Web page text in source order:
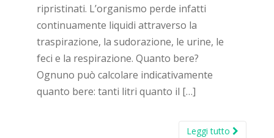
ripristinati. L’organismo perde infatti
continuamente liquidi attraverso la
traspirazione, la sudorazione, le urine, le
feci e la respirazione. Quanto bere?
Ognuno può calcolare indicativamente
quanto bere: tanti litri quanto il […]
Leggi tutto